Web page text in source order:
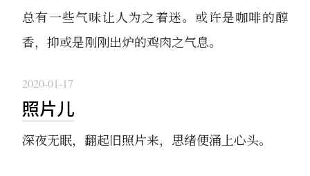
总有一些气味让人为之着迷。或许是咖啡的醇
香，抑或是刚刚出炉的鸡肉之气息。
2020-01-17
照片儿
深夜无眠，翻起旧照片来，思绪便涌上心头。